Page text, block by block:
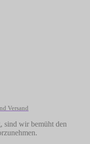
Versand
sind wir bemüht den